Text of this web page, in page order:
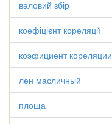
валовий збір
коефіцієнт кореляції
коэфициент кореляции
лен масличный
площа